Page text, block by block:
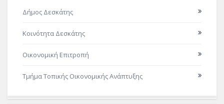
Δήμος Δεσκάτης
Κοινότητα Δεσκάτης
Οικονομική Επιτροπή
Τμήμα Τοπικής Οικονομικής Ανάπτυξης